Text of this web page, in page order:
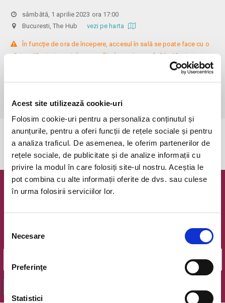
Acest site utilizează cookie-uri
Folosim cookie-uri pentru a personaliza conținutul și
anunțurile, pentru a oferi funcții de rețele sociale și pentru
a analiza traficul. De asemenea, le oferim partenerilor de
rețele sociale, de publicitate și de analize informații cu
privire la modul în care folosiți site-ul nostru. Aceștia le
pot combina cu alte informații oferite de dvs. sau culese
în urma folosirii serviciilor lor.
consimțământului
Necesare
Preferinţe
Statistici
sâmbătă, 1 aprilie 2023 ora 17:00
Bucuresti, The Hub vezi pe harta
În funcție de ora de începere, accesul în sală se poate face cu o
oră / cu 40 minute mai devreme, fiind permis cu până la 10 minute
înainte de spectacol. Așezarea se realizează la mese de 2 (nr. limitat), 3
Informații suplimentare, la nr. de telefon 0773 825 249.
Evenimentul a expirat.
Newsletter @ Bilete.ro
Email